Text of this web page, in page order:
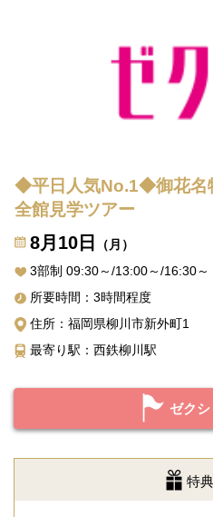
◆平日人気No.1◆御花名
全館見学ツアー
8月10日
（月）
3部制 09:30～/13:00～/16:30～
所要時間：3時間程度
住所：福岡県柳川市新外町1
最寄り駅：西鉄柳川駅
ゼク
特典